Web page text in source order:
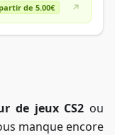
de 5.00€
de jeux CS2 ou
manque encore